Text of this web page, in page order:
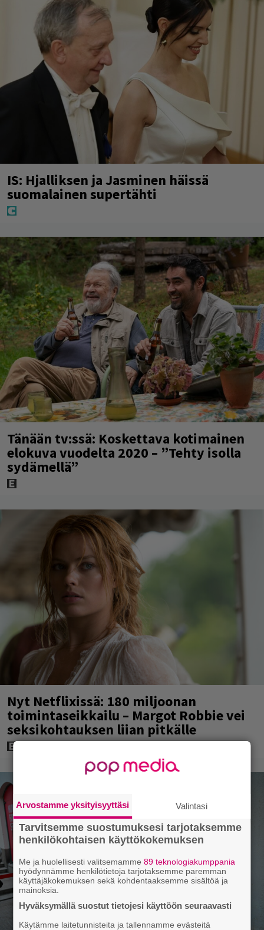
IS: Hjalliksen ja Jasminen häissä
suomalainen supertähti
Tänään tv:ssä: Koskettava kotimainen
elokuva vuodelta 2020 – ”Tehty isolla
sydämellä”
Nyt Netflixissä: 180 miljoonan
toimintaseikkailu – Margot Robbie vei
seksikohtauksen liian pitkälle
Arvostamme yksityisyyttäsi Valintasi
Tarvitsemme suostumuksesi tarjotaksemme
henkilökohtaisen käyttökokemuksen
Me ja huolellisesti valitsemamme89 teknologiakumppania
hyödynnämme henkilötietoja tarjotaksemme paremman
käyttäjäkokemuksen sekä kohdentaaksemme sisältöä ja
mainoksia.
Hyväksymällä suostut tietojesi käyttöön seuraavasti
Käytämme laitetunnisteita ja tallennamme evästeitä